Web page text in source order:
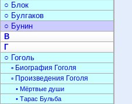
○ Блок
○ Булгаков
○ Бунин
В
Г
○ Гоголь
▫ Биография Гоголя
▫ Произведения Гоголя
• Мёртвые души
• Тарас Бульба